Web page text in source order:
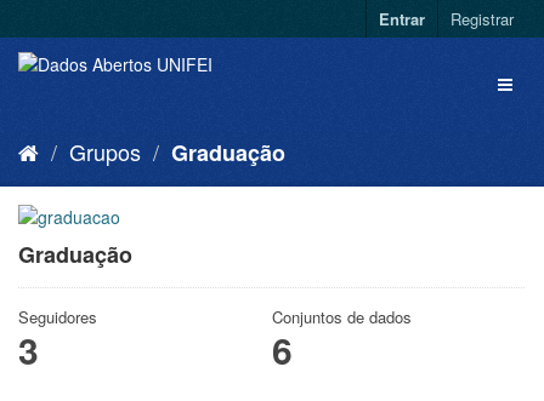
Entrar Registrar
Grupos Graduação
Graduação
Seguidores
3
Conjuntos de dados
6